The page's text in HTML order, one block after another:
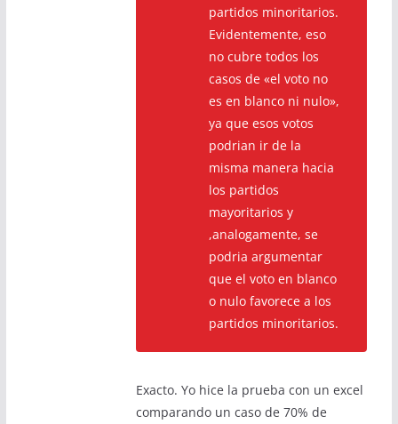
partidos minoritarios.
Evidentemente, eso
no cubre todos los
casos de «el voto no
es en blanco ni nulo»,
ya que esos votos
podrian ir de la
misma manera hacia
los partidos
mayoritarios y
,analogamente, se
podria argumentar
que el voto en blanco
o nulo favorece a los
partidos minoritarios.
Exacto. Yo hice la prueba con un excel
comparando un caso de 70% de